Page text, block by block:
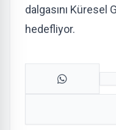
dalgasını Küresel
hedefliyor.